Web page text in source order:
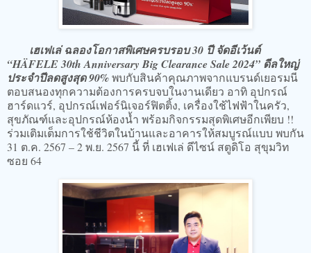
เฮเฟเล่ ฉลองโอกาสพิเศษครบรอบ 30 ปี จัดอีเว้นต์
“HÄFELE 30th Anniversary Big Clearance Sale 2024” ดีลใหญ่
ประจำปีลดสูงสุด 90%พบกับสินค้าคุณภาพจากแบรนด์เยอรมนี
ตอบสนองทุกความต้องการครบจบในงานเดียว อาทิ อุปกรณ์
ฮาร์ดแวร์, อุปกรณ์เฟอร์นิเจอร์ฟิตติ้ง, เครื่องใช้ไฟฟ้าในครัว,
สุขภัณฑ์และอุปกรณ์ห้องน้ำ พร้อมกิจกรรมสุดพิเศษอีกเพียบ !!
ร่วมเติมเต็มการใช้ชีวิตในบ้านและอาคารให้สมบูรณ์แบบ พบกัน
31 ต.ค. 2567 – 2 พ.ย. 2567 นี้ ที่ เฮเฟเล่ ดีไซน์ สตูดิโอ สุขุมวิท
ซอย 64